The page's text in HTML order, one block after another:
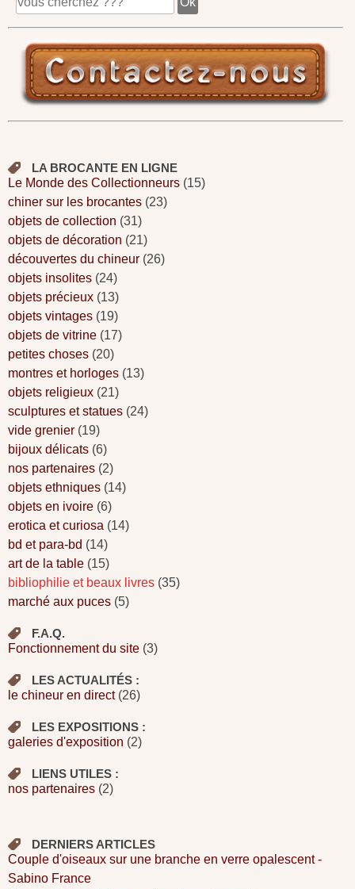
LA BROCANTE EN LIGNE
Le Monde des Collectionneurs (15)
chiner sur les brocantes (23)
objets de collection (31)
objets de décoration (21)
découvertes du chineur (26)
objets insolites (24)
objets précieux (13)
objets vintages (19)
objets de vitrine (17)
petites choses (20)
montres et horloges (13)
objets religieux (21)
sculptures et statues (24)
vide grenier (19)
bijoux délicats (6)
nos partenaires (2)
objets ethniques (14)
objets en ivoire (6)
erotica et curiosa (14)
bd et para-bd (14)
art de la table (15)
bibliophilie et beaux livres (35)
marché aux puces (5)
F.A.Q.
Fonctionnement du site (3)
LES ACTUALITÉS :
le chineur en direct(26)
LES EXPOSITIONS :
galeries d'exposition (2)
LIENS UTILES :
nos partenaires (2)
DERNIERS ARTICLES
Couple d'oiseaux sur une branche en verre opalescent -
Sabino France